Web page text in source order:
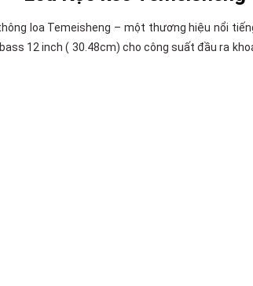
loa Temeisheng – một thương hiệu nổi
12 inch ( 30.48cm) cho công suất đầu ra